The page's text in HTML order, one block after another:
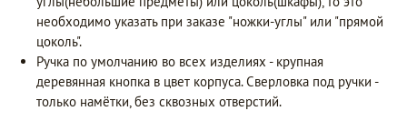
необходимо указать при заказе "ножки-углы" или "прямой
цоколь".
Ручка по умолчанию во всех изделиях - крупная
деревянная кнопка в цвет корпуса. Сверловка под ручки -
только намётки, без сквозных отверстий.